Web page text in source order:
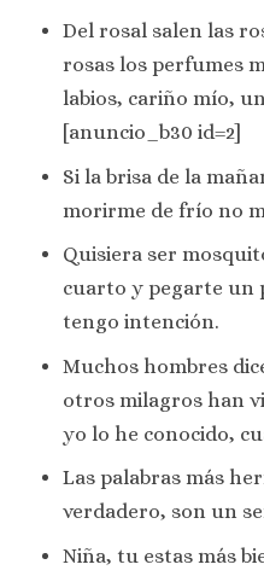
Del rosal salen las
rosas los perfumes
labios, cariño mío,
[anuncio_b30 id=2]
Si la brisa de la
morirme de frío no
Quisiera ser
cuarto y pegarte un
tengo intención.
Muchos hombres
otros milagros han
yo lo he conocido,
Las palabras más
verdadero, son un
Niña, tu estas más